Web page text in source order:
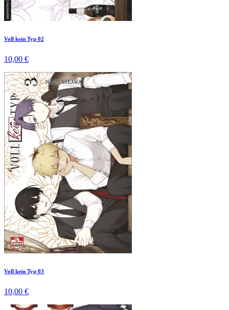
Voll kein Typ 02
10,00 €
Voll kein Typ 03
10,00 €